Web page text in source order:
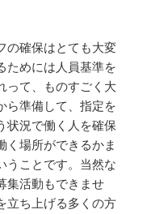
の確保はとても大変
ためには人員基準を
って、ものすごく大
ら準備して、指定を
状況で働く人を確保
く場所ができるかま
うことです。当然な
集活動もできませ
立ち上げる多くの方